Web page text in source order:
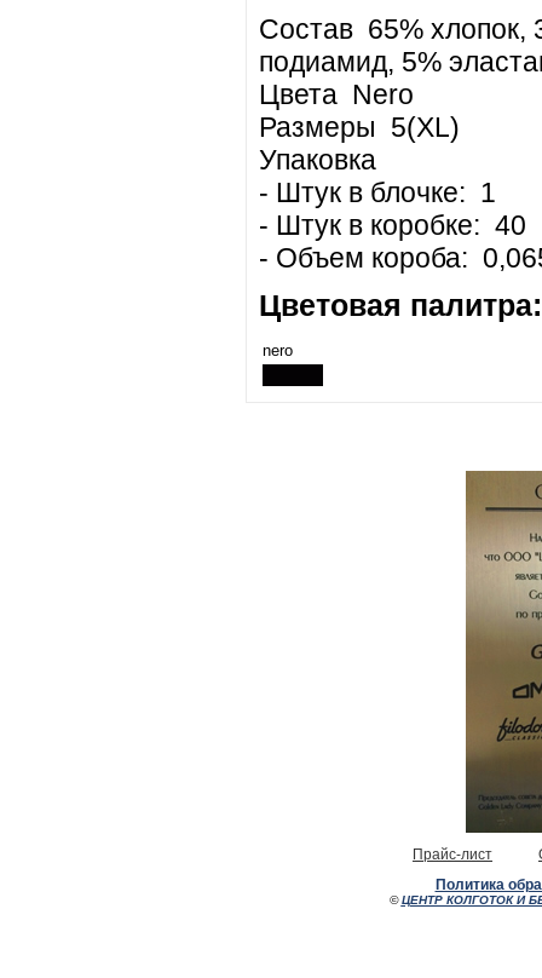
Состав 65% хлопок,
подиамид, 5%
Цвета Nero
Размеры 5(XL)
Упаковка
- Штук в блочке: 1
- Штук в коробке: 40
- Объем короба:
Цветовая палитра:
nero
Прайс-лист
Политика
©ЦЕНТР КОЛГОТОК И